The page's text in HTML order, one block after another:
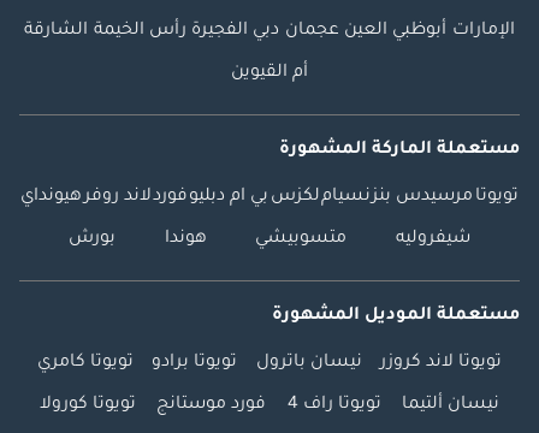
الإمارات أبوظبي العين عجمان دبي الفجيرة رأس الخيمة الشارقة
أم القيوين
مستعملة الماركة المشهورة
تويوتا مرسيدس بنزنسياملكزس بي ام دبليوفوردلاند روفرهيونداي
شيفروليه متسوبيشي هوندا بورش
مستعملة الموديل المشهورة
تويوتا لاند كروزر نيسان باترول تويوتا برادو تويوتا كامري
نيسان ألتيما تويوتا راف 4 فورد موستانج تويوتا كورولا